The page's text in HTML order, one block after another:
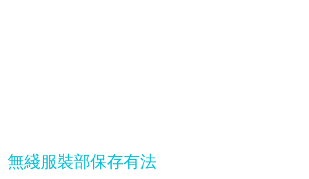
無綫服裝部保存有法